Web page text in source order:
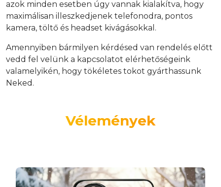
azok minden esetben úgy vannak kialakítva, hogy
maximálisan illeszkedjenek telefonodra, pontos
kamera, töltő és headset kivágásokkal.
Amennyiben bármilyen kérdésed van rendelés előtt
vedd fel velünk a kapcsolatot elérhetőségeink
valamelyikén, hogy tökéletes tokot gyárthassunk
Neked.
Vélemények